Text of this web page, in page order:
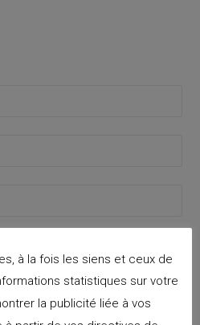
à la fois les siens et ceux de
statistiques sur votre
la publicité liée à vos